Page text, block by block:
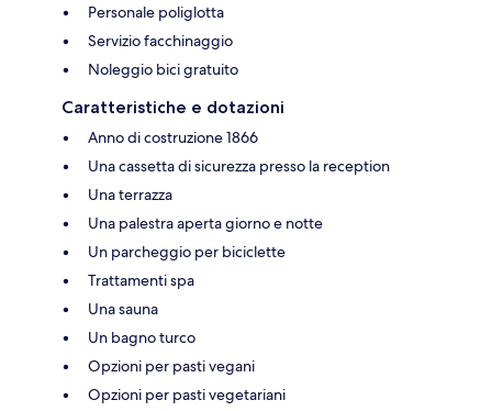
Personale poliglotta
Servizio facchinaggio
Noleggio bici gratuito
Caratteristiche e dotazioni
Anno di costruzione 1866
Una cassetta di sicurezza presso la reception
Una terrazza
Una palestra aperta giorno e notte
Un parcheggio per biciclette
Trattamenti spa
Una sauna
Un bagno turco
Opzioni per pasti vegani
Opzioni per pasti vegetariani